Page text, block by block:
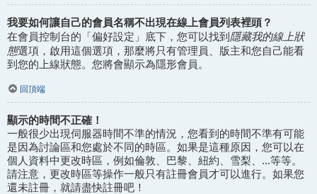
我要如何讓自己的會員名稱不出現在線上會員列表裡頭？
在會員控制台的「偏好設定」底下，您可以找到 隱藏我的線上狀
態選項，啟用這個選項，那麼將只有管理員、版主和您自己能看
到您的上線狀態。您將會顯示為隱形會員。
回頂端
顯示的時間不正確！
一般很少出現伺服器時間不準的情況，您看到的時間不準有可能
是因為討論區和您處於不同的時區。如果是這種原因，您可以在
個人資料中更改時區，例如倫敦、巴黎、紐約、雪梨、...等等。
請注意，更改時區等操作一般只有註冊會員才可以進行。如果您
還未註冊，就請盡快註冊吧！